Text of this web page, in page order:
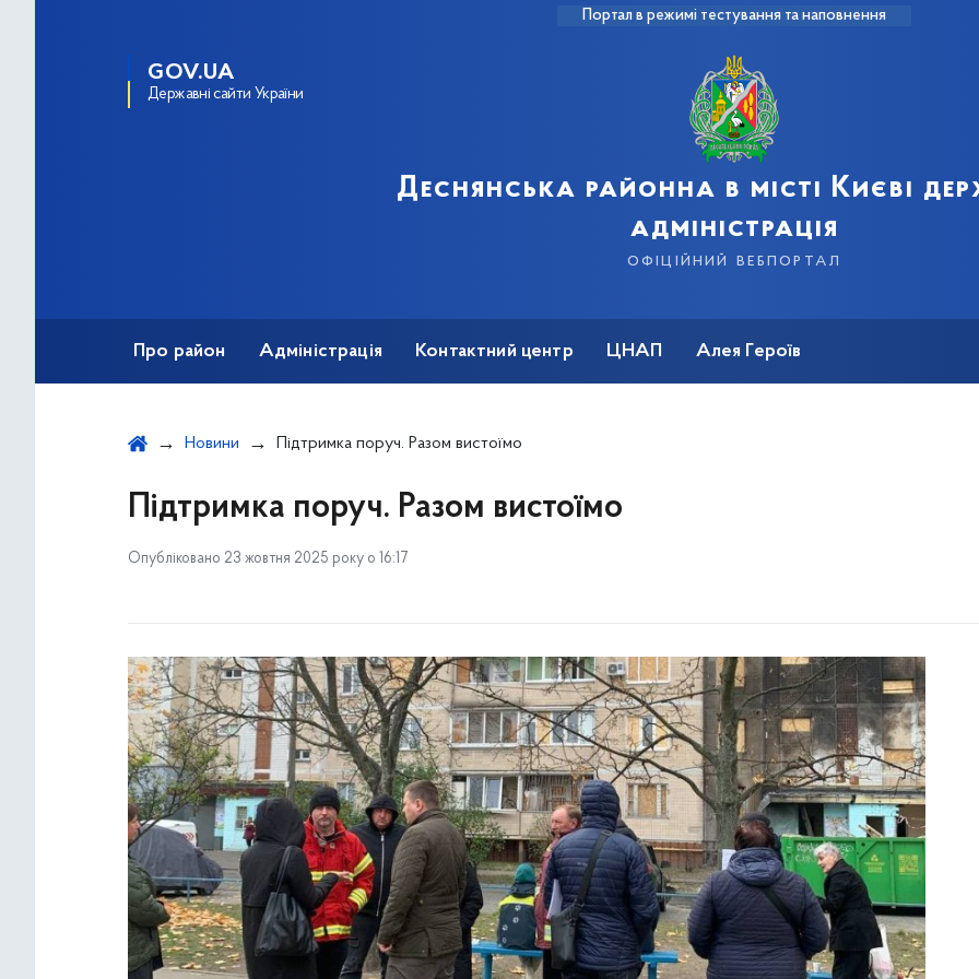
Портал в режимі тестування та наповнення
GOV.UA
Державні сайти України
Деснянська районна в місті Києві
адміністрація
офіційний вебпортал
Про район Адміністрація Контактний центр ЦНАП Алея Героїв
Новини Підтримка поруч. Разом вистоїмо
Підтримка поруч. Разом вистоїмо
Опубліковано 23 жовтня 2025 року о 16:17